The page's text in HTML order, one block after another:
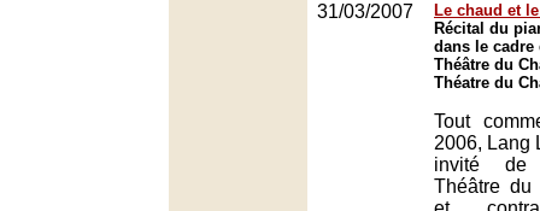
31/03/2007
Le chaud et
Récital du
dans le cadre
Théâtre du
Théatre du
Tout
2006, Lang
invité de
Théâtre du